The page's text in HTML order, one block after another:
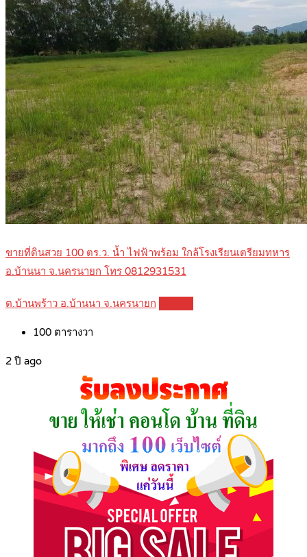
ขายที่ดินสวย 100 ตร.ว. น้ำ ไฟฟ้าพร้อม ใกล้โรงเรียนเตรียมทหาร
อ.บ้านนา จ.นครนายก โทร 0812931531
ต.บ้านพร้าว อ.บ้านนา จ.นครนายก
100 ตารางวา
2 ปี ago